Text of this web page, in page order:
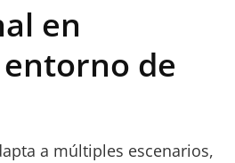
en
de
a múltiples escenarios,